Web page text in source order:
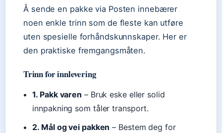
Å sende en pakke via Posten innebærer
noen enkle trinn som de fleste kan utføre
uten spesielle forhåndskunnskaper. Her er
den praktiske fremgangsmåten.
Trinn for innlevering
1. Pakk varen – Bruk eske eller solid
innpakning som tåler transport.
2. Mål og vei pakken – Bestem deg for